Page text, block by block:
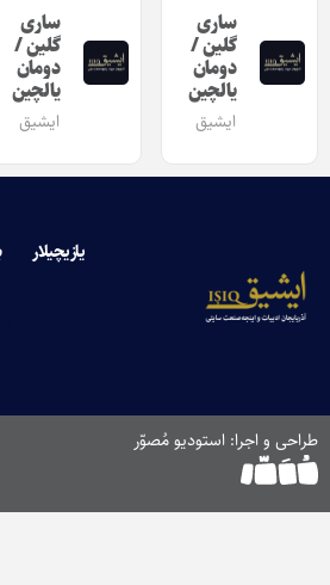
ساری
گلین /
دومان
یالچین
ایشیق
ساری
گلین /
دومان
یالچین
ایشیق
یازیچیلار
طراحی و اجرا: استودیو مُصوّر